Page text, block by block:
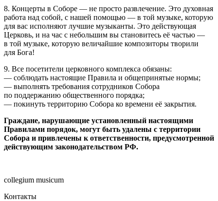
8. Концерты в Соборе — не просто развлечение. Это духовная
работа над собой, с нашей помощью — в той музыке, которую
для вас исполняют лучшие музыканты. Это действующая
Церковь, и на час с небольшим вы становитесь её частью —
в той музыке, которую величайшие композиторы творили
для Бога!
9. Все посетители церковного комплекса обязаны:
— соблюдать настоящие Правила и общепринятые нормы;
— выполнять требования сотрудников Собора
по поддержанию общественного порядка;
— покинуть территорию Собора ко времени её закрытия.
Граждане, нарушающие установленный настоящими
Правилами порядок, могут быть удалены с территории
Собора и привлечены к ответственности, предусмотренной
действующим законодательством РФ.
collegium musicum
Контакты